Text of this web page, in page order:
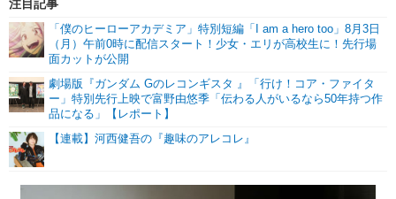
注目記事
「僕のヒーローアカデミア」特別短編「I am a hero too」8月3日
（月）午前0時に配信スタート！少女・エリが高校生に！先行場
面カットが公開
劇場版『ガンダム Gのレコンギスタ 』「行け！コア・ファイタ
ー」特別先行上映で富野由悠季「伝わる人がいるなら50年持つ作
品になる」【レポート】
【連載】河西健吾の『趣味のアレコレ』